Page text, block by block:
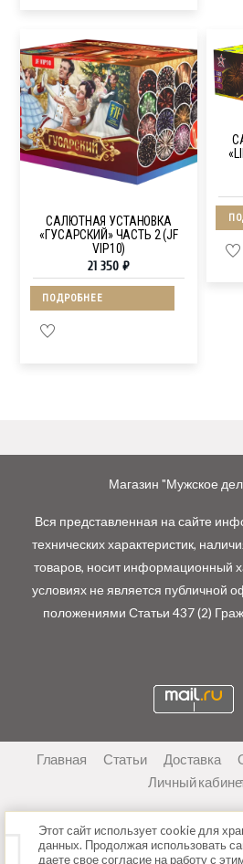
САЛЮТНАЯ УСТАНОВКА
«ГУСАРСКИЙ» ЧАСТЬ 2 (JF
VIP10)
21 350₽
ПОДРОБНЕЕ
Магазин "Мужское
Вся представленная на сайте
технических характеристик,
товаров, носит информационный
условиях не является публичной
положениями Статьи 437 (2)
Главная Статьи Доставка
Личный
Этот сайт использует cookie для
данных. Продолжая использовать
даете свое согласие на работу с